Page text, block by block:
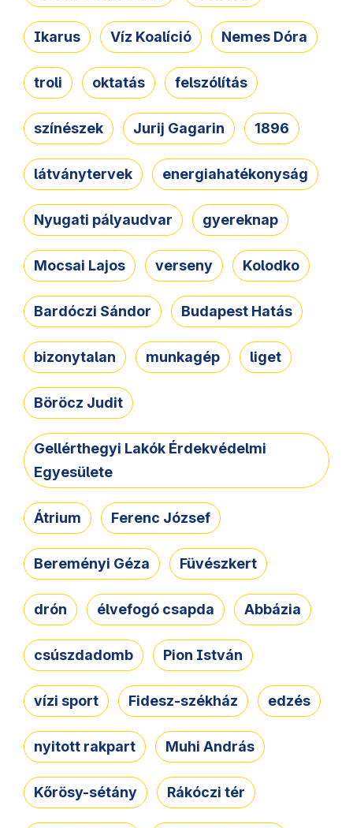
Ikarus Víz Koalíció Nemes Dóra
troli oktatás felszólítás
színészek Jurij Gagarin 1896
látványtervek energiahatékonyság
Nyugati pályaudvar gyereknap
Mocsai Lajos verseny Kolodko
Bardóczi Sándor Budapest Hatás
bizonytalan munkagép liget
Böröcz Judit
Gellérthegyi Lakók Érdekvédelmi
Egyesülete
Átrium Ferenc József
Bereményi Géza Füvészkert
drón élvefogó csapda Abbázia
csúszdadomb Pion István
vízi sport Fidesz-székház edzés
nyitott rakpart Muhi András
Kőrösy-sétány Rákóczi tér